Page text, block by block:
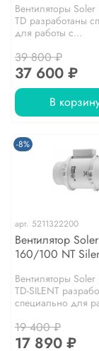
Вентиляторы
TD разработаны
для работы с...
39 800 ₽
37 600 ₽
В
-8%
арт. 5211322200
Вентилятор
160/100 NT
Вентиляторы
TD-SILENT
специально для
19 400 ₽
17 890 ₽